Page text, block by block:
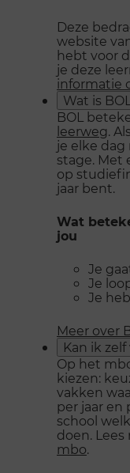
Deze
website
hebt voor
je deze
informatie
Wat is
BOL
leerweg.
je elke dag
stage. Met
op
jaar bent.
Wat
jou
Je
Je
Je
Meer over
Kan ik
Op het
kiezen:
vakken
per jaar en
school
doen.
mbo.